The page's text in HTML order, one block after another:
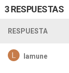
3 RESPUESTAS
RESPUESTA
lamune